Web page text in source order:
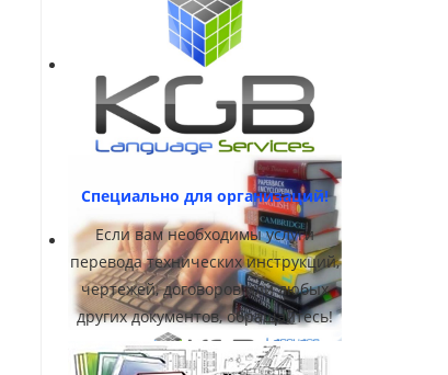
Специально для организаций!
Если вам необходимы услуги
перевода технических инструкций,
чертежей, договоров или любых
других документов, обращайтесь!